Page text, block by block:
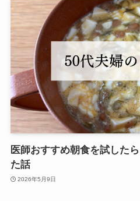
医師おすすめ朝食を試した
た話
2026年5月9日